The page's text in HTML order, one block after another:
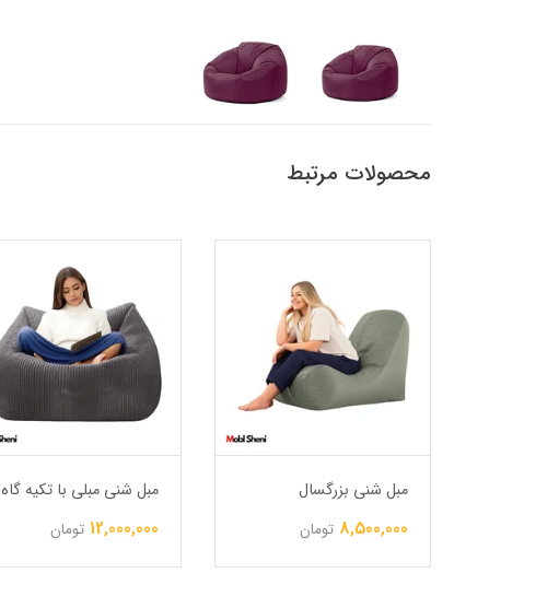
محصولات مرتبط
مبل شنی بزرگسال
8,500,000 تومان
مبل شنی مبلی با تکیه گاه
12,000,000 تومان